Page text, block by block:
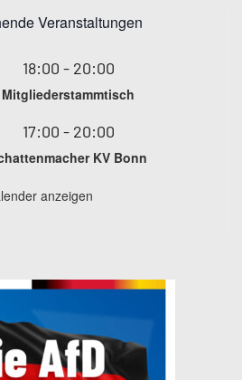
Veranstaltungen
18:00 - 20:00
Mitgliederstammtisch
17:00 - 20:00
KV Bonn
anzeigen